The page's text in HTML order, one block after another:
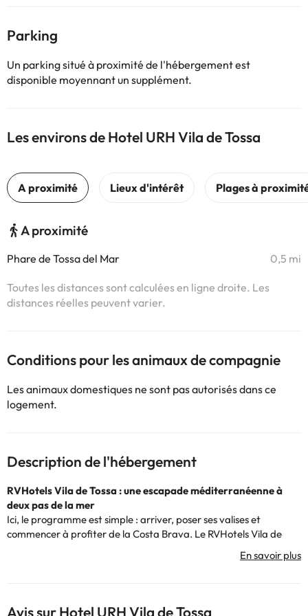
Parking
Un parking situé à proximité de l'hébergement est
disponible moyennant un supplément.
Les environs de Hotel URH Vila de Tossa
A proximité
Phare de Tossa del Mar 0,5 mi
Toutes les distances sont calculées en ligne droite. Les
distances réelles peuvent varier.
Conditions pour les animaux de compagnie
Les animaux domestiques ne sont pas autorisés dans ce
logement.
Description de l'hébergement
RVHotels Vila de Tossa : une escapade méditerranéenne à
deux pas de la mer
Ici, le programme est simple : arriver, poser ses valises et
commencer à profiter de la Costa Brava. Le RVHotels Vila de
Tossa 4* vous place en plein cœur de Tossa de Mar, à seulement
quelques minutes de la plage. On ne peut pas faire plus pratique.
escapade qui respire la mer, les ruelles et les après-midis sans
Avis sur Hotel URH Vila de Tossa